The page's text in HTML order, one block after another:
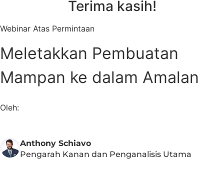
Terima kasih!
Webinar Atas Permintaan
Meletakkan Pembuatan
Mampan ke dalam Amalan
Oleh:
Anthony Schiavo
Pengarah Kanan dan Penganalisis Utama